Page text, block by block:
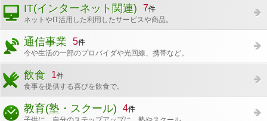
IT(インターネット関連) 7件
ネットやIT活用した利用したサービスや商品。
通信事業 5件
今や生活の一部のプロバイダや光回線、携帯など。
飲食 1件
食事を提供する喜びを飲食で。
教育(塾・スクール) 4件